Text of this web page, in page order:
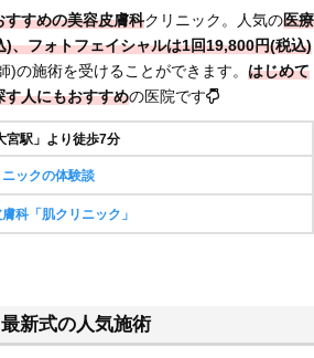
すすめの美容皮膚科クリニック。人気の医療
、フォトフェイシャルは1回19,800円(税込)
の施術を受けることができます。 はじめて
す人にもおすすめの医院です
宮駅」より徒歩7分
ニックの体験談
科「肌クリニック」
新式の人気施術